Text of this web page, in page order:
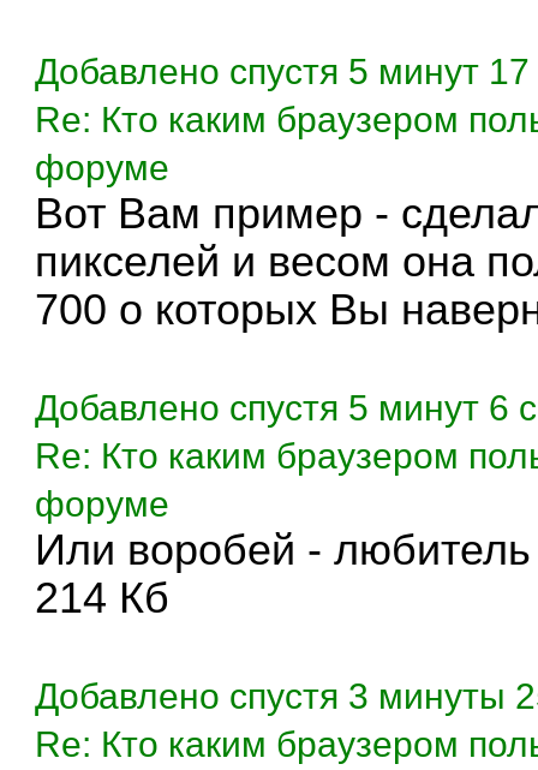
Добавлено спустя 5 минут 17
Re: Кто каким браузером
форуме
Вот Вам пример -
пикселей и весом она
700 о которых Вы
Добавлено спустя 5 минут 6
Re: Кто каким браузером
форуме
Или воробей -
214 Кб
Добавлено спустя 3 минуты
Re: Кто каким браузером